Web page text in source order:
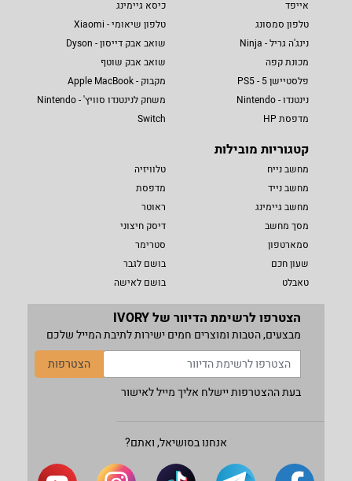
אייפד
טלפון סמסונג
נינג'ה גריל - Ninja
מכונת קפה
פלסטיישן 5 - PS5
נינטנדו - Nintendo
מדפסת HP
כיסא גיימינג
טלפון שיאומי - Xiaomi
שואב אבק דייסון - Dyson
שואב אבק שוטף
מקבוק - Apple MacBook
משחק לנינטנדו סוויץ' - Nintendo
Switch
קטגוריות מובילות
מחשב נייח
מחשב נייד
מחשב גיימינג
מסך מחשב
סמארטפון
שעון חכם
טאבלט
טלוויזיה
מדפסת
ראוטר
דיסק חיצוני
סטרימר
בושם לגבר
בושם לאישה
הצטרפו לרשימת הדיוור של IVORY
מבצעים, הטבות ומוצרים חמים ישירות לתיבת המייל שלכם
הצטרפות
בעת ההצטרפות יישלח אליך מייל לאישור
אנחנו בסושיאל, ואתם?